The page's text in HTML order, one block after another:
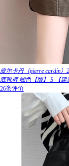
皮尔卡丹（pierre cardin
底靴裤 咖色【版】 S 【建
26条评价